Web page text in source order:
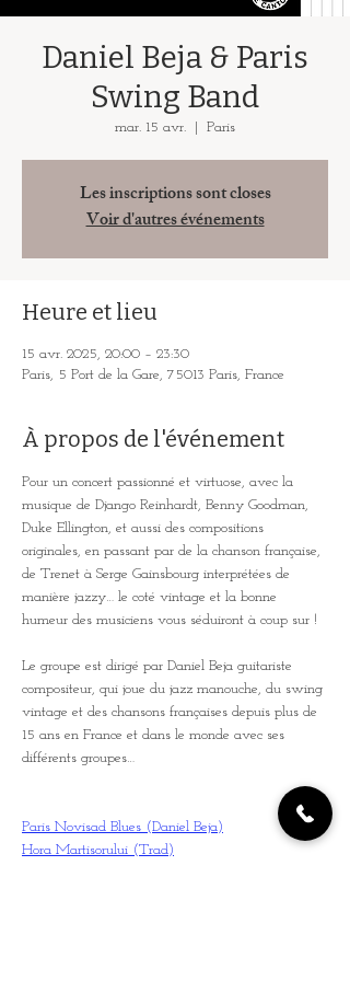
Daniel Beja & Paris
Swing Band
mar. 15 avr. Paris
Les inscriptions sont closes
Voir d'autres événements
Heure et lieu
15 avr. 2025, 20:00 – 23:30
Paris, 5 Port de la Gare, 75013 Paris, France
À propos de l'événement
Pour un concert passionné et virtuose, avec la
musique de Django Reinhardt, Benny Goodman,
Duke Ellington, et aussi des compositions
originales, en passant par de la chanson française,
de Trenet à Serge Gainsbourg interprétées de
manière jazzy… le coté vintage et la bonne
humeur des musiciens vous séduiront à coup sur !
Le groupe est dirigé par Daniel Beja guitariste
compositeur, qui joue du jazz manouche, du swing
vintage et des chansons françaises depuis plus de
15 ans en France et dans le monde avec ses
différents groupes…
Paris Novisad Blues (Daniel Beja)
Hora Martisorului (Trad)